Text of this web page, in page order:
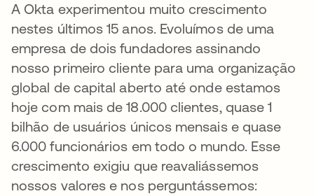
A Okta experimentou muito crescimento
nestes últimos 15 anos. Evoluímos de uma
empresa de dois fundadores assinando
nosso primeiro cliente para uma organização
global de capital aberto até onde estamos
hoje com mais de 18.000 clientes, quase 1
bilhão de usuários únicos mensais e quase
6.000 funcionários em todo o mundo. Esse
crescimento exigiu que reavaliássemos
nossos valores e nos perguntássemos: